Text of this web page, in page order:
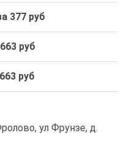
377 руб
руб
руб
ул Фрунзе, д.